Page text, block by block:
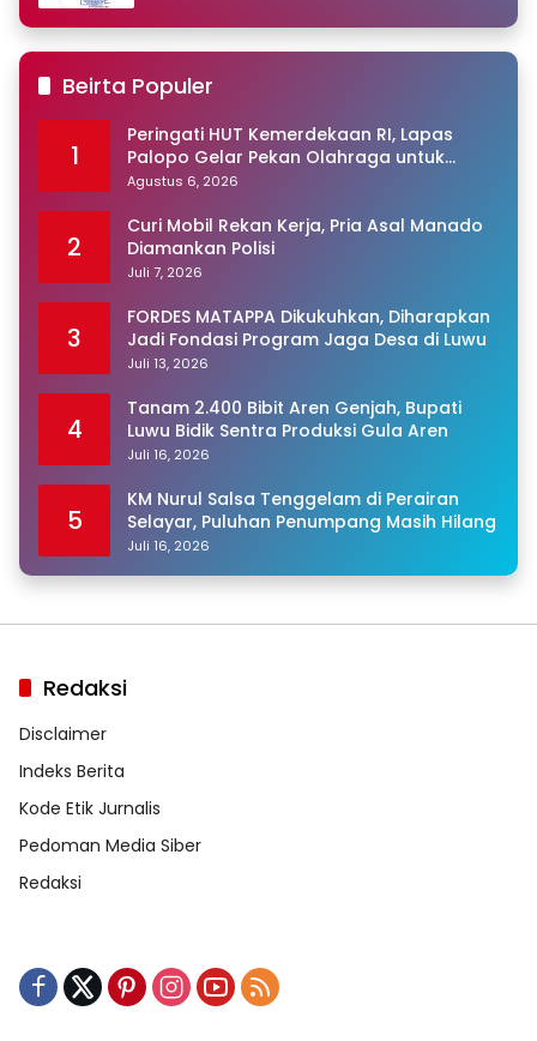
Beirta Populer
1
Peringati HUT Kemerdekaan RI, Lapas
Palopo Gelar Pekan Olahraga untuk
Warga Binaan
Agustus 6, 2026
2
Curi Mobil Rekan Kerja, Pria Asal Manado
Diamankan Polisi
Juli 7, 2026
3
FORDES MATAPPA Dikukuhkan, Diharapkan
Jadi Fondasi Program Jaga Desa di Luwu
Juli 13, 2026
4
Tanam 2.400 Bibit Aren Genjah, Bupati
Luwu Bidik Sentra Produksi Gula Aren
Juli 16, 2026
5
KM Nurul Salsa Tenggelam di Perairan
Selayar, Puluhan Penumpang Masih Hilang
Juli 16, 2026
Redaksi
Disclaimer
Indeks Berita
Kode Etik Jurnalis
Pedoman Media Siber
Redaksi